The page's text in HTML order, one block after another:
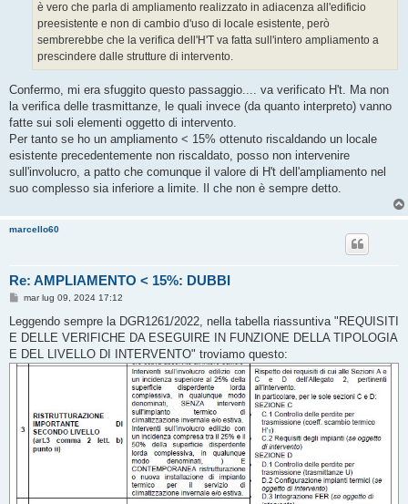
è vero che parla di ampliamento realizzato in adiacenza all'edificio
preesistente e non di cambio d'uso di locale esistente, però
sembrerebbe che la verifica dell'H'T va fatta sull'intero ampliamento a
prescindere dalle strutture di intervento.
Confermo, mi era sfuggito questo passaggio.... va verificato H't. Ma non
la verifica delle trasmittanze, le quali invece (da quanto interpreto) vanno
fatte sui soli elementi oggetto di intervento.
Per tanto se ho un ampliamento < 15% ottenuto riscaldando un locale
esistente precedentemente non riscaldato, posso non intervenire
sull'involucro, a patto che comunque il valore di H't dell'ampliamento nel
suo complesso sia inferiore a limite. Il che non è sempre detto.
marcello60
Re: AMPLIAMENTO < 15%: DUBBI
M
s
s
a
g
g
mar lug 09, 2024 17:12
Leggendo sempre la DGR1261/2022, nella tabella riassuntiva "REQUISITI
E DELLE VERIFICHE DA ESEGUIRE IN FUNZIONE DELLA TIPOLOGIA
E DEL LIVELLO DI INTERVENTO" troviamo questo: